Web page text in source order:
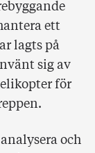
ett
lagts på
sig av
för
och